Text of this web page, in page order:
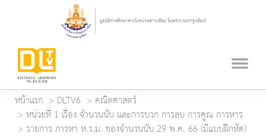
หน้าแรก DLTV6
คณิตศาสตร์
หน่วยที่ 1 เรื่อง จำนวนนับ และการบวก การลบ การคูณ การหาร
รายการ การหา ห.ร.ม. ของจำนวนนับ 29 พ.ค. 66 (มีแบบฝึกหัด)